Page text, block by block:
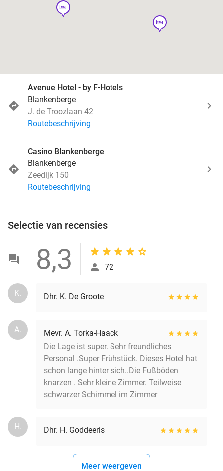
hotel
hotel
Avenue Hotel - by F-Hotels
Blankenberge
J. de Troozlaan 42
Routebeschrijving
Casino Blankenberge
Blankenberge
Zeedijk 150
Routebeschrijving
Selectie van recensies
8,3 72
K. Dhr. K. De Groote
A.
Mevr. A. Torka-Haack
Die Lage ist super. Sehr freundliches
Personal .Super Frühstück. Dieses Hotel hat
schon lange hinter sich..Die Fußböden
knarzen . Sehr kleine Zimmer. Teilweise
schwarzer Schimmel im Zimmer
H. Dhr. H. Goddeeris
Meer weergeven